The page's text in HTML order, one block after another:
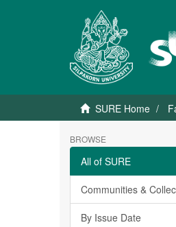
SURE Home
BROWSE
All of SURE
Communities &
By Issue Date